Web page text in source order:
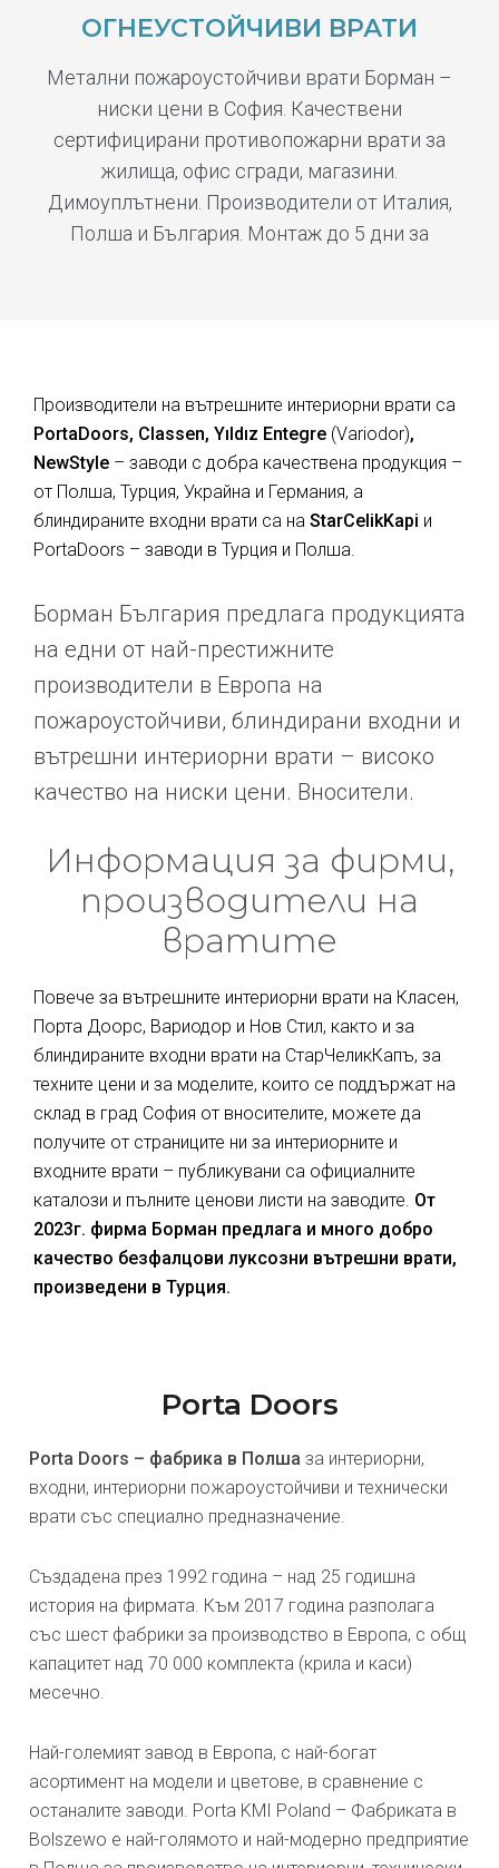
ОГНЕУСТОЙЧИВИ ВРАТИ
Метални пожароустойчиви врати Борман –
ниски цени в София. Качествени
сертифицирани противопожарни врати за
жилища, офис сгради, магазини.
Димоуплътнени. Производители от Италия,
Полша и България. Монтаж до 5 дни за
Производители на вътрешните интериорни врати са
PortaDoors, Classen, Yıldız Entegre (Variodor),
NewStyle – заводи с добра качествена продукция –
от Полша, Турция, Украйна и Германия, а
блиндираните входни врати са на StarCelikKapi и
PortaDoors – заводи в Турция и Полша.
Борман България предлага продукцията
на едни от най-престижните
производители в Европа на
пожароустойчиви, блиндирани входни и
вътрешни интериорни врати – високо
качество на ниски цени. Вносители.
Информация за фирми,
производители на
вратите
Повече за вътрешните интериорни врати на Класен,
Порта Доорс, Вариодор и Нов Стил, както и за
блиндираните входни врати на СтарЧеликКапъ, за
техните цени и за моделите, които се поддържат на
склад в град София от вносителите, можете да
получите от страниците ни за интериорните и
входните врати – публикувани са официалните
каталози и пълните ценови листи на заводите. От
2023г. фирма Борман предлага и много добро
качество безфалцови луксозни вътрешни врати,
произведени в Турция.
Porta Doors
Porta Doors – фабрика в Полша за интериорни,
входни, интериорни пожароустойчиви и технически
врати със специално предназначение.
Създадена през 1992 година – над 25 годишна
история на фирмата. Към 2017 година разполага
със шест фабрики за производство в Европа, с общ
капацитет над 70 000 комплекта (крила и каси)
месечно.
Най-големият завод в Европа, с най-богат
асортимент на модели и цветове, в сравнение с
останалите заводи. Porta KMI Poland – Фабриката в
Bolszewo е най-голямото и най-модерно предприятие